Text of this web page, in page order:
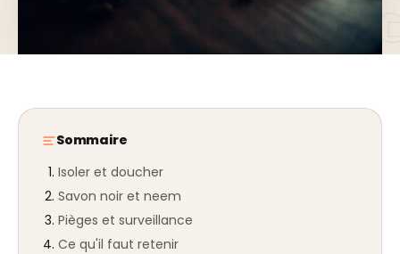
Sommaire
Isoler et doucher
Savon noir et neem
Pièges et surveillance
Ce qu'il faut retenir